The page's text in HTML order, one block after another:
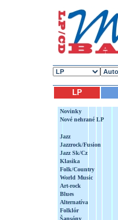
LP
Novinky
Nové nehrané LP
Jazz
Jazzrock/Fusion
Jazz Sk/Cz
Klasika
Folk/Country
World Music
Art-rock
Blues
Alternatíva
Folklór
Šansóny